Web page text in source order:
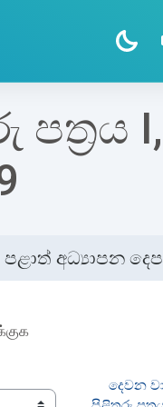
අධ්‍යාපන
දෙවන